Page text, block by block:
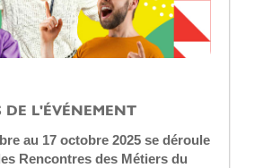
Guérin, 22440 Ploufragan
DE L'ÉVÉNEMENT
au 17 octobre 2025 se déroule
Rencontres des Métiers du